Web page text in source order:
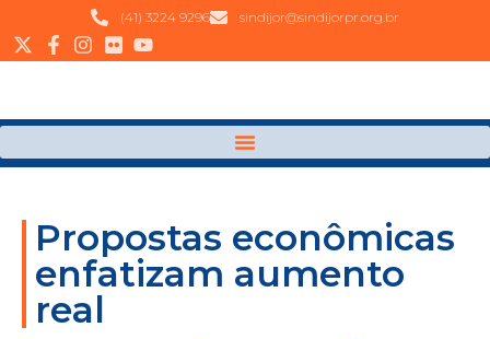
(41) 3224 9296 sindijor@sindijorpr.org.br
Propostas econômicas
enfatizam aumento
real